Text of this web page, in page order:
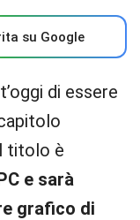
su Google
di essere
titolo è
e sarà
grafico di